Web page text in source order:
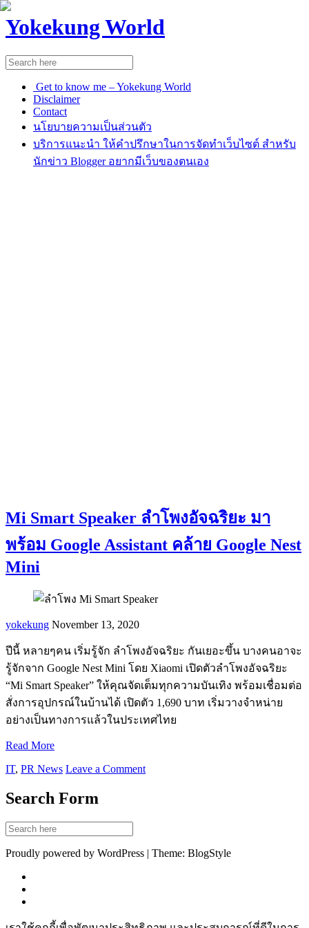
Yokekung World
Get to know me – Yokekung World
Disclaimer
Contact
นโยบายความเป็นส่วนตัว
บริการแนะนำ ให้คำปรึกษาในการจัดทำเว็บไซต์ สำหรับ
นักข่าว Blogger อยากมีเว็บของตนเอง
Mi Smart Speaker ลำโพงอัจฉริยะ มา
พร้อม Google Assistant คล้าย Google Nest
Mini
yokekung November 13, 2020
ปีนี้ หลายๆคน เริ่มรู้จัก ลำโพงอัจฉริยะ กันเยอะขึ้น บางคนอาจะ
รู้จักจาก Google Nest Mini โดย Xiaomi เปิดตัวลำโพงอัจฉริยะ
“Mi Smart Speaker” ให้คุณจัดเต็มทุกความบันเทิง พร้อมเชื่อมต่อ
สั่งการอุปกรณ์ในบ้านได้ เปิดตัว 1,690 บาท เริ่มวางจำหน่าย
อย่างเป็นทางการแล้วในประเทศไทย
Read More
IT, PR News Leave a Comment
Search Form
Proudly powered by WordPress | Theme: BlogStyle